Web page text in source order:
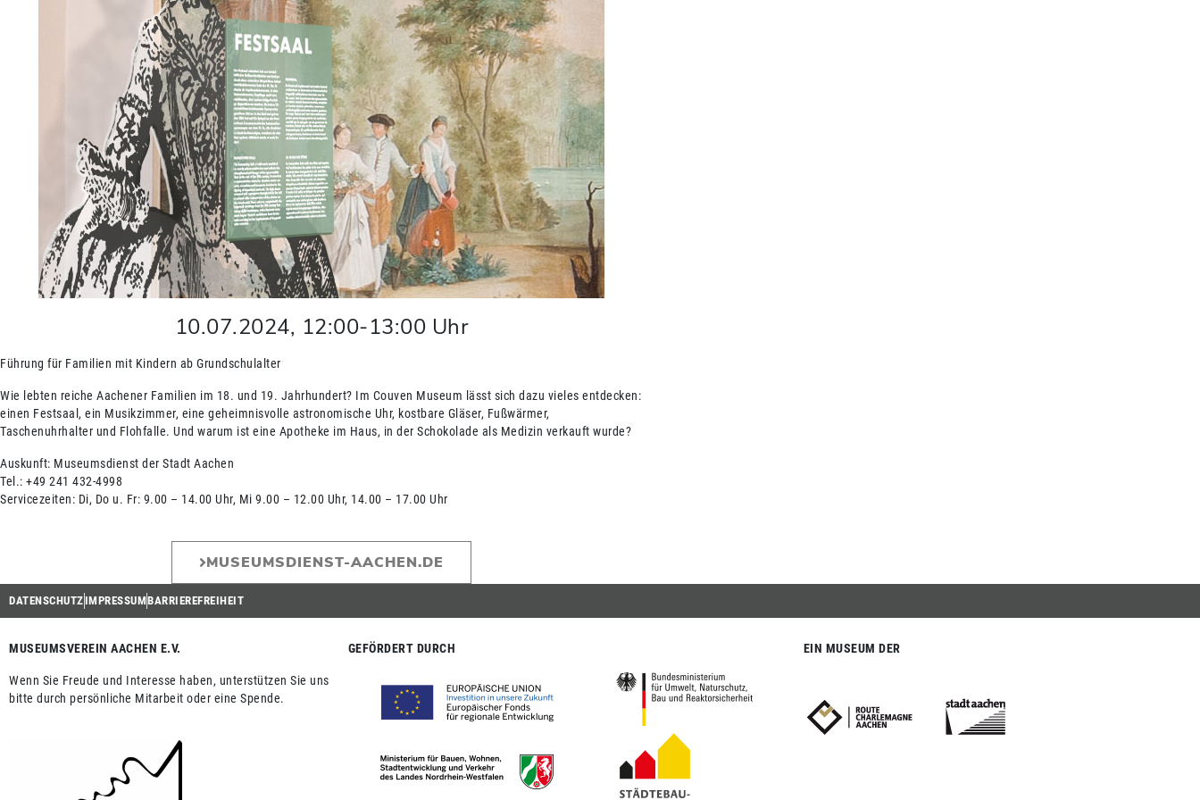
10.07.2024, 12:00-13:00 Uhr
Führung für Familien mit Kindern ab Grundschulalter
Wie lebten reiche Aachener Familien im 18. und 19. Jahrhundert? Im Couven Museum lässt sich dazu vieles entdecken:
einen Festsaal, ein Musikzimmer, eine geheimnisvolle astronomische Uhr, kostbare Gläser, Fußwärmer,
Taschenuhrhalter und Flohfalle. Und warum ist eine Apotheke im Haus, in der Schokolade als Medizin verkauft wurde?
Auskunft: Museumsdienst der Stadt Aachen
Tel.: +49 241 432-4998
Servicezeiten: Di, Do u. Fr: 9.00 – 14.00 Uhr, Mi 9.00 – 12.00 Uhr, 14.00 – 17.00 Uhr
MUSEUMSDIENST-AACHEN.DE
DATENSCHUTZIMPRESSUMBARRIEREFREIHEIT
MUSEUMSVEREIN AACHEN E.V.
Wenn Sie Freude und Interesse haben, unterstützen Sie uns
bitte durch persönliche Mitarbeit oder eine Spende.
GEFÖRDERT DURCH EIN MUSEUM DER